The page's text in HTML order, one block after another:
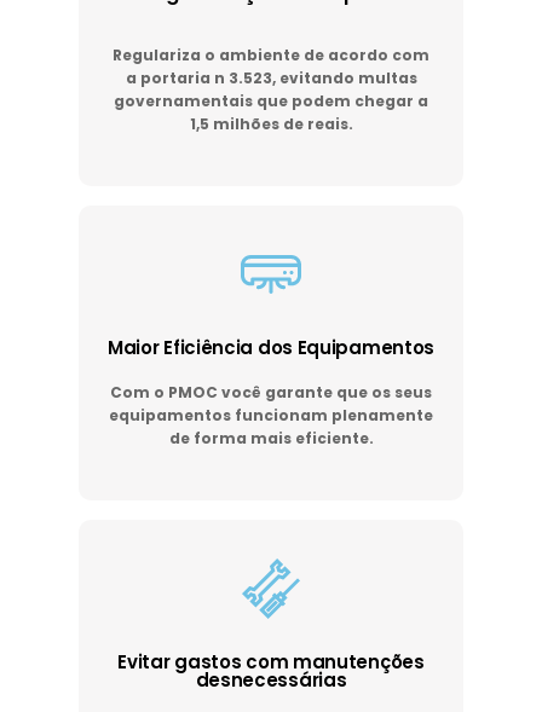
Regulariza o ambiente de acordo com
a portaria n 3.523, evitando multas
governamentais que podem chegar a
1,5 milhões de reais.
Maior Eficiência dos Equipamentos
Com o PMOC você garante que os seus
equipamentos funcionam plenamente
de forma mais eficiente.
Evitar gastos com manutenções
desnecessárias